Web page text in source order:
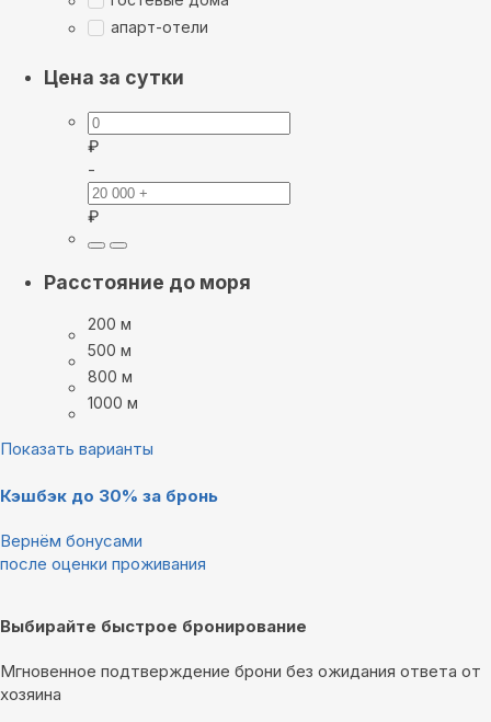
апарт-отели
Цена за сутки
₽
-
₽
Расстояние до моря
200 м
500 м
800 м
1000 м
Показать варианты
Кэшбэк до 30% за бронь
Вернём бонусами
после оценки проживания
Выбирайте быстрое бронирование
Мгновенное подтверждение брони без ожидания ответа от
хозяина